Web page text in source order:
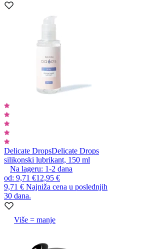
Delicate DropsDelicate Drops
silikonski lubrikant, 150 ml
Na lageru: 1-2 dana
od: 9,71 €12,95 €
9,71 € Najniža cena u poslednjih
30 dana.
Više = manje